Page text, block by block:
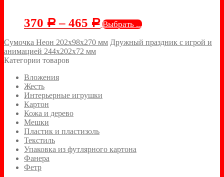
370 Р – 465 Р Выбрать ...
Сумочка Неон 202х98х270 мм Дружный праздник с игрой и
анимацией 244х202х72 мм
Категории товаров
Вложения
Жесть
Интерьерные игрушки
Картон
Кожа и дерево
Мешки
Пластик и пластизоль
Текстиль
Упаковка из футлярного картона
Фанера
Фетр